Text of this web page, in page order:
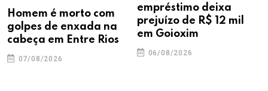
Homem é morto com
golpes de enxada na
cabeça em Entre Rios
07/08/2026
empréstimo deixa
prejuízo de R$ 12 mil
em Goioxim
06/08/2026